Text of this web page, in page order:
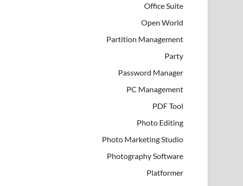
Office Suite
Open World
Partition Management
Party
Password Manager
PC Management
PDF Tool
Photo Editing
Photo Marketing Studio
Photography Software
Platformer